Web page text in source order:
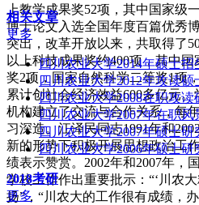
上教学成果奖52项，其中国家级
博士论文入选全国年度百篇优秀
突出，改革开放以来，共取得了
以上科技成果奖约400项，其中
奖2项，国家自然科学二等奖1项
累计创社会经济效益600多亿元
机构建立了交流与合作关系，每
习深造。江泽民同志1991年和
新的形势下积极开展思想政治工
绩表示赞赏。2002年和2007年，
学校工作作出重要批示：“‘川农
扬”，“川农大的工作很有成绩，
相关文章
更多
四川农业大学2014年硕士招
四川农业大学2012年攻读
四川农业大学2008在职攻
四川农业大学2007年在职
四川农业大学2007年硕士研
四川农业大学2006年硕士研
2018考研
更多